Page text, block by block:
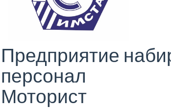
Предприятие
персонал
Моторист